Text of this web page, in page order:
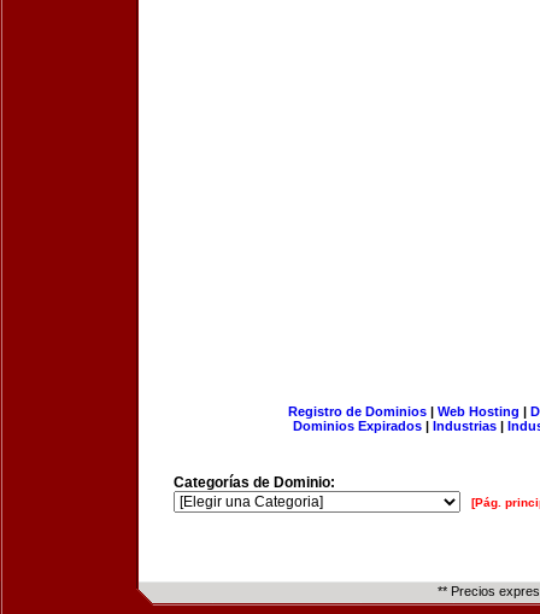
Registro de Dominios| Web Hosting |
Dominios Expirados | Industrias |
Categorías de Dominio:
[Pág.
** Precios